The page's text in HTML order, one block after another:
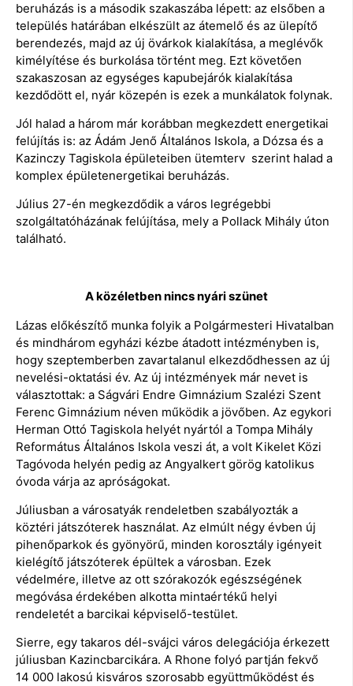
beruházás is a második szakaszába lépett: az elsőben a
település határában elkészült az átemelő és az ülepítő
berendezés, majd az új övárkok kialakítása, a meglévők
kimélyítése és burkolása történt meg. Ezt követően
szakaszosan az egységes kapubejárók kialakítása
kezdődött el, nyár közepén is ezek a munkálatok folynak.
Jól halad a három már korábban megkezdett energetikai
felújítás is: az Ádám Jenő Általános Iskola, a Dózsa és a
Kazinczy Tagiskola épületeiben ütemterv szerint halad a
komplex épületenergetikai beruházás.
Július 27-én megkezdődik a város legrégebbi
szolgáltatóházának felújítása, mely a Pollack Mihály úton
található.
A közéletben nincs nyári szünet
Lázas előkészítő munka folyik a Polgármesteri Hivatalban
és mindhárom egyházi kézbe átadott intézményben is,
hogy szeptemberben zavartalanul elkezdődhessen az új
nevelési-oktatási év. Az új intézmények már nevet is
választottak: a Ságvári Endre Gimnázium Szalézi Szent
Ferenc Gimnázium néven működik a jövőben. Az egykori
Herman Ottó Tagiskola helyét nyártól a Tompa Mihály
Református Általános Iskola veszi át, a volt Kikelet Közi
Tagóvoda helyén pedig az Angyalkert görög katolikus
óvoda várja az apróságokat.
Júliusban a városatyák rendeletben szabályozták a
köztéri játszóterek használat. Az elmúlt négy évben új
pihenőparkok és gyönyörű, minden korosztály igényeit
kielégítő játszóterek épültek a városban. Ezek
védelmére, illetve az ott szórakozók egészségének
megóvása érdekében alkotta mintaértékű helyi
rendeletét a barcikai képviselő-testület.
Sierre, egy takaros dél-svájci város delegációja érkezett
júliusban Kazincbarcikára. A Rhone folyó partján fekvő
14 000 lakosú kisváros szorosabb együttműködést és